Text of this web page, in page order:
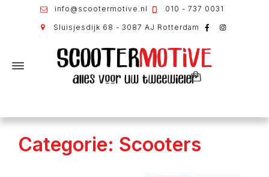
info@scootermotive.nl 010 - 737 0031
Sluisjesdijk 68 - 3087 AJ Rotterdam
Categorie: Scooters